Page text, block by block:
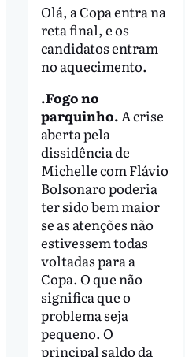
Olá, a Copa entra na
reta final, e os
candidatos entram
no aquecimento.
.Fogo no
parquinho. A crise
aberta pela
dissidência de
Michelle com Flávio
Bolsonaro poderia
ter sido bem maior
se as atenções não
estivessem todas
voltadas para a
Copa. O que não
significa que o
problema seja
pequeno. O
principal saldo da